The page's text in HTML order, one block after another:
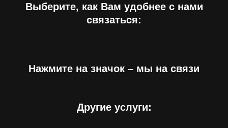
Выберите, как Вам удобнее с нами
связаться:
Нажмите на значок – мы на связи
Другие услуги: